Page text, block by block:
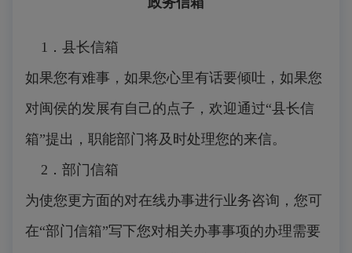
1．县长信箱
如果您有难事，如果您心里有话要倾吐，如果您
对闽侯的发展有自己的点子，欢迎通过“县长信
箱”提出，职能部门将及时处理您的来信。
2．部门信箱
为使您更方面的对在线办事进行业务咨询，您可
在“部门信箱”写下您对相关办事事项的办理需要